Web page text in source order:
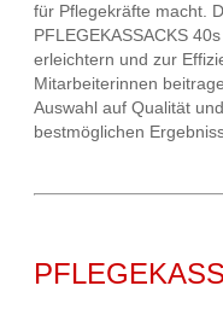
für Pflegekräfte macht.
PFLEGEKASSACKS
erleichtern und zur
Mitarbeiterinnen
Auswahl auf Qualität
bestmöglichen